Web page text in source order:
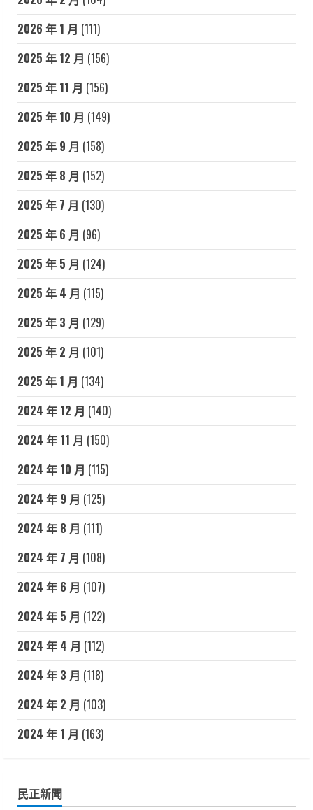
2026 年 1 月 (111)
2025 年 12 月 (156)
2025 年 11 月 (156)
2025 年 10 月 (149)
2025 年 9 月 (158)
2025 年 8 月 (152)
2025 年 7 月 (130)
2025 年 6 月 (96)
2025 年 5 月 (124)
2025 年 4 月 (115)
2025 年 3 月 (129)
2025 年 2 月 (101)
2025 年 1 月 (134)
2024 年 12 月 (140)
2024 年 11 月 (150)
2024 年 10 月 (115)
2024 年 9 月 (125)
2024 年 8 月 (111)
2024 年 7 月 (108)
2024 年 6 月 (107)
2024 年 5 月 (122)
2024 年 4 月 (112)
2024 年 3 月 (118)
2024 年 2 月 (103)
2024 年 1 月 (163)
民正新聞